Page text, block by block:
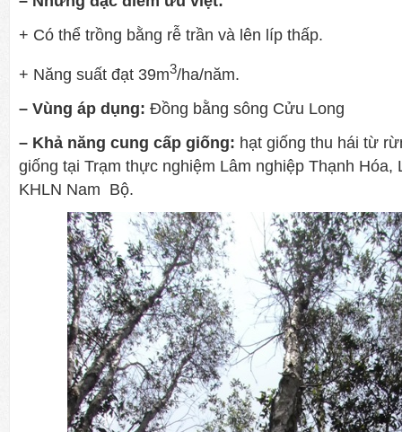
+ Có thể trồng bằng rễ trần và lên líp thấp.
+ Năng suất đạt 39m3/ha/năm.
– Vùng áp dụng: Đồng bằng sông Cửu Long
– Khả năng cung cấp giống: hạt giống thu hái từ
giống tại Trạm thực nghiệm Lâm nghiệp Thạnh Hóa,
KHLN Nam Bộ.